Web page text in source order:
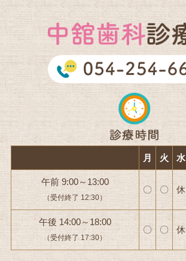
月 火 水
午前 9:00～13:00
（受付終了 12:30）
〇 〇 休
午後 14:00～18:00
（受付終了 17:30）
〇 〇 休